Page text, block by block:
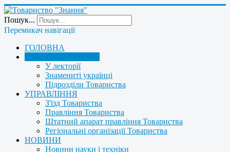
Пошук...
Перемикач навігації
ГОЛОВНА
У лекторії
Знамениті українці
Підрозділи Товариства
УПРАВЛІННЯ
З'їзд Товариства
Правління Товариства
Штатний апарат правління Товариства
Регіональні організації Товариства
НОВИНИ
Новини науки і техніки